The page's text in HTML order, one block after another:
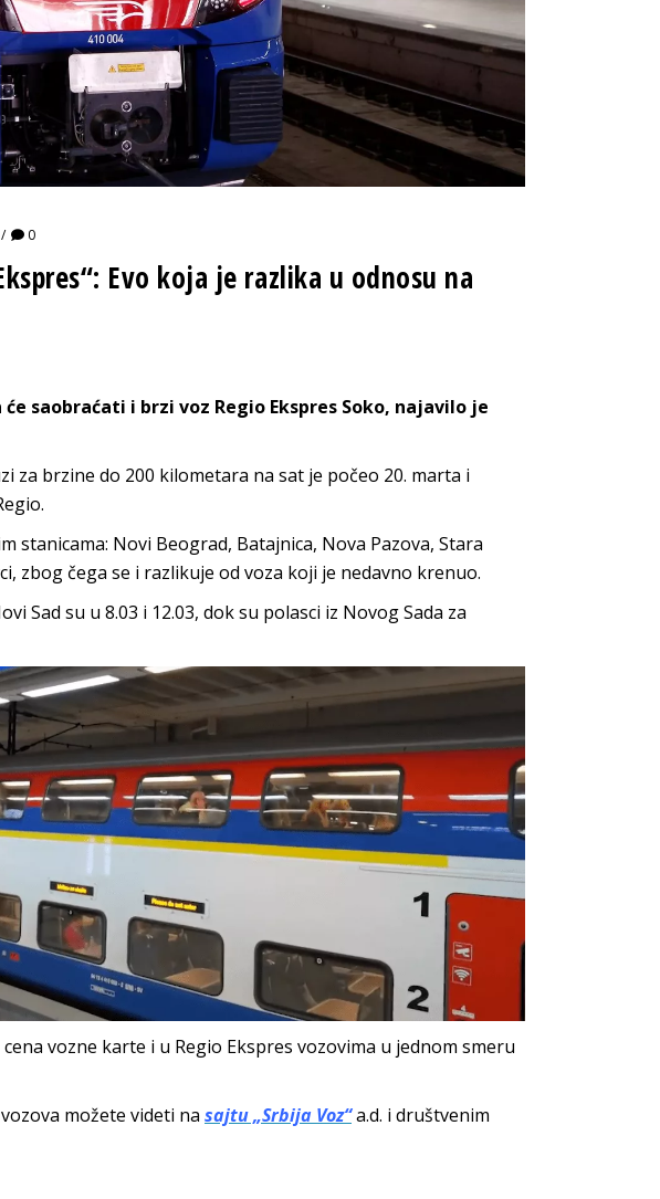
0
Evo koja je razlika u odnosu na
saobraćati i brzi voz Regio Ekspres Soko, najavilo je
za brzine do 200 kilometara na sat je počeo 20. marta i
stanicama: Novi Beograd, Batajnica, Nova Pazova, Stara
zbog čega se i razlikuje od voza koji je nedavno krenuo.
Sad su u 8.03 i 12.03, dok su polasci iz Novog Sada za
vozne karte i u Regio Ekspres vozovima u jednom smeru
možete videti na sajtu „Srbija Voz“a.d. i društvenim